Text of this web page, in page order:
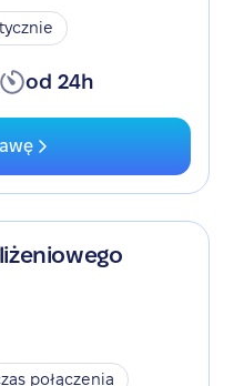
od 24h
połączenia